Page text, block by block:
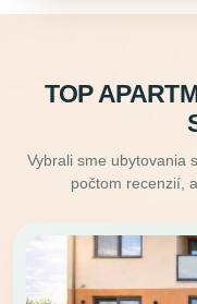
TOP
Vybrali sme ubytovania
počtom recenzií,